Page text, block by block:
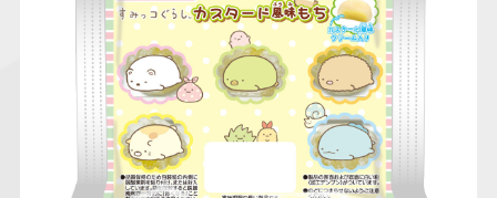
仮面ライダーシリー
ズ
ガンダムシリーズ アンパンマン
キャラパキ
にふぉるめーしょん
＆スクエアシール
ポケモンスケールワ
ールド